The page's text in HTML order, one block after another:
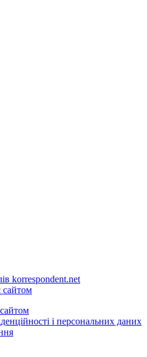
korrespondent.net
сайтом
і персональних даних